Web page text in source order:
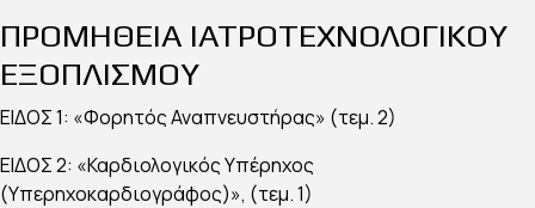
ΠΡΟΜΗΘΕΙΑ ΙΑΤΡΟΤΕΧΝΟΛΟΓΙΚΟΥ
ΕΞΟΠΛΙΣΜΟΥ
ΕΙΔΟΣ 1: «Φορητός Αναπνευστήρας» (τεμ. 2)
ΕΙΔΟΣ 2: «Καρδιολογικός Υπέρηχος
(Υπερηχοκαρδιογράφος)», (τεμ. 1)